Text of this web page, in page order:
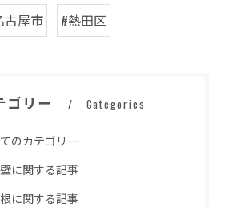
古屋市
#熱田区
ゴリー Categories
のカテゴリー
に関する記事
に関する記事